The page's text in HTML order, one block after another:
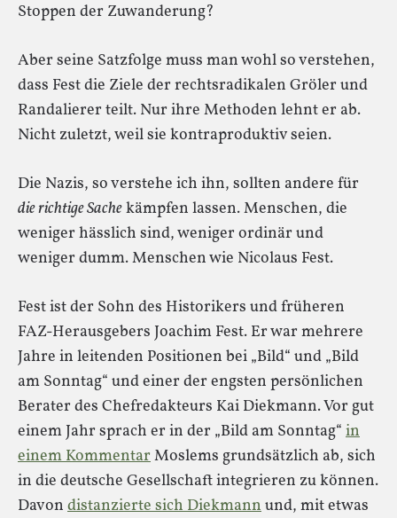
Stoppen der Zuwanderung?
Aber seine Satzfolge muss man wohl so verstehen,
dass Fest die Ziele der rechtsradikalen Gröler und
Randalierer teilt. Nur ihre Methoden lehnt er ab.
Nicht zuletzt, weil sie kontraproduktiv seien.
Die Nazis, so verstehe ich ihn, sollten andere für
die richtige Sachekämpfen lassen. Menschen, die
weniger hässlich sind, weniger ordinär und
weniger dumm. Menschen wie Nicolaus Fest.
Fest ist der Sohn des Historikers und früheren
FAZ-Herausgebers Joachim Fest. Er war mehrere
Jahre in leitenden Positionen bei „Bild“ und „Bild
am Sonntag“ und einer der engsten persönlichen
Berater des Chefredakteurs Kai Diekmann. Vor gut
einem Jahr sprach er in der „Bild am Sonntag“ in
einem KommentarMoslems grundsätzlich ab, sich
in die deutsche Gesellschaft integrieren zu können.
Davon distanzierte sich Diekmannund, mit etwas